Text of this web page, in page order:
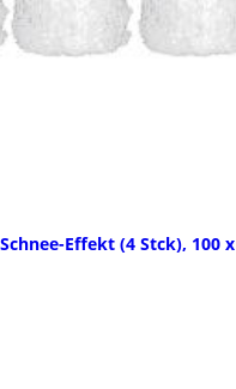
Effekt (4 Stck), 100